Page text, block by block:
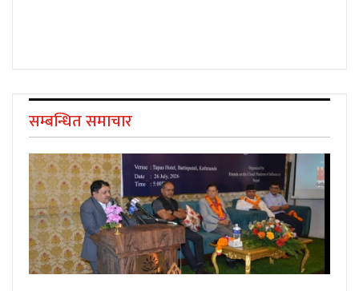
सम्बन्धित समाचार